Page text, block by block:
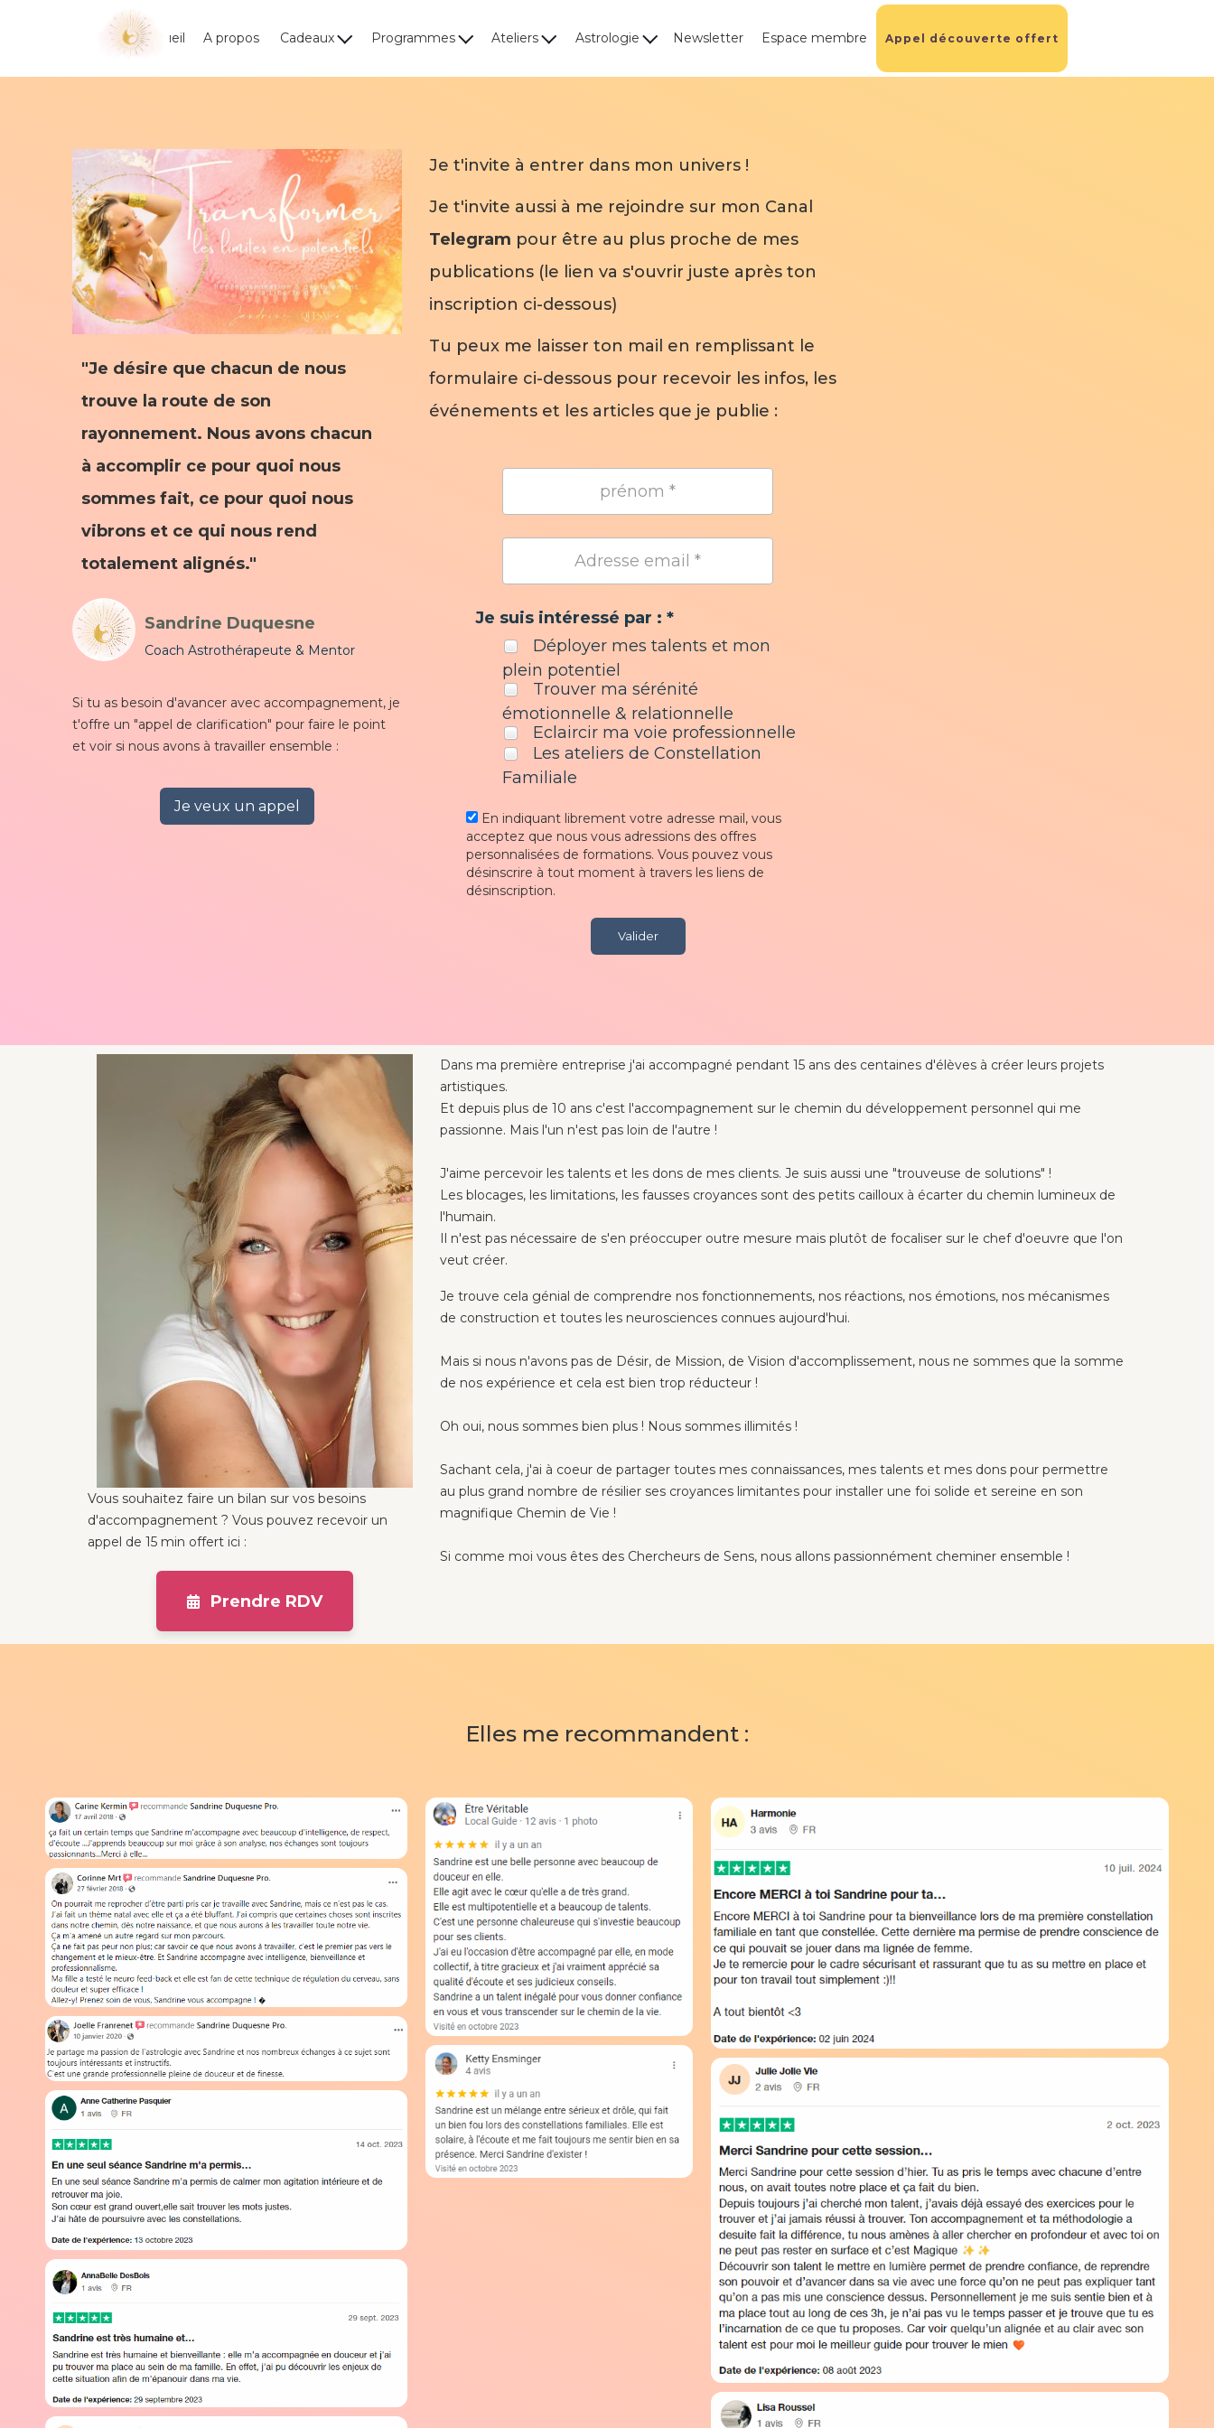
Accueil A propos Cadeaux Programmes Ateliers Astrologie Newsletter Espace membre Appel découverte offert
"Je désire que chacun de nous
trouve la route de son
rayonnement. Nous avons chacun
à accomplir ce pour quoi nous
sommes fait, ce pour quoi nous
vibrons et ce qui nous rend
totalement alignés."
Sandrine Duquesne
Coach Astrothérapeute & Mentor
Si tu as besoin d'avancer avec accompagnement, je
t'offre un "appel de clarification" pour faire le point
et voir si nous avons à travailler ensemble :
Je veux un appel
Je t'invite à entrer dans mon univers !
Je t'invite aussi à me rejoindre sur mon Canal
Telegram pour être au plus proche de mes
publications (le lien va s'ouvrir juste après ton
inscription ci-dessous)
Tu peux me laisser ton mail en remplissant le
formulaire ci-dessous pour recevoir les infos, les
événements et les articles que je publie :
Je suis intéressé par : *
Déployer mes talents et mon
plein potentiel
Trouver ma sérénité
émotionnelle & relationnelle
Eclaircir ma voie professionnelle
Les ateliers de Constellation
Familiale
En indiquant librement votre adresse mail, vous
acceptez que nous vous adressions des offres
personnalisées de formations. Vous pouvez vous
désinscrire à tout moment à travers les liens de
désinscription.
Valider
Vous souhaitez faire un bilan sur vos besoins
d'accompagnement ? Vous pouvez recevoir un
appel de 15 min offert ici :
Prendre RDV
Dans ma première entreprise j'ai accompagné pendant 15 ans des centaines d'élèves à créer leurs projets
artistiques.
Et depuis plus de 10 ans c'est l'accompagnement sur le chemin du développement personnel qui me
passionne. Mais l'un n'est pas loin de l'autre !
J'aime percevoir les talents et les dons de mes clients. Je suis aussi une "trouveuse de solutions" !
Les blocages, les limitations, les fausses croyances sont des petits cailloux à écarter du chemin lumineux de
l'humain.
Il n'est pas nécessaire de s'en préoccuper outre mesure mais plutôt de focaliser sur le chef d'oeuvre que l'on
veut créer.
Je trouve cela génial de comprendre nos fonctionnements, nos réactions, nos émotions, nos mécanismes
de construction et toutes les neurosciences connues aujourd'hui.
Mais si nous n'avons pas de Désir, de Mission, de Vision d'accomplissement, nous ne sommes que la somme
de nos expérience et cela est bien trop réducteur !
Oh oui, nous sommes bien plus ! Nous sommes illimités !
Sachant cela, j'ai à coeur de partager toutes mes connaissances, mes talents et mes dons pour permettre
au plus grand nombre de résilier ses croyances limitantes pour installer une foi solide et sereine en son
magnifique Chemin de Vie !
Si comme moi vous êtes des Chercheurs de Sens, nous allons passionnément cheminer ensemble !
Elles me recommandent :